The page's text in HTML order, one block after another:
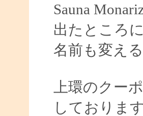
Sauna
出たところ
名前も変え
上環のクー
しております